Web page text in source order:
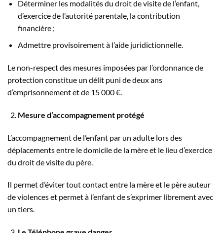
Déterminer les modalités du droit de visite de l’enfant,
d’exercice de l’autorité parentale, la contribution
financière ;
Admettre provisoirement à l’aide juridictionnelle.
Le non-respect des mesures imposées par l’ordonnance de
protection constitue un délit puni de deux ans
d’emprisonnement et de 15 000 €.
Mesure d’accompagnement protégé
L’accompagnement de l’enfant par un adulte lors des
déplacements entre le domicile de la mère et le lieu d’exercice
du droit de visite du père.
Il permet d’éviter tout contact entre la mère et le père auteur
de violences et permet à l’enfant de s’exprimer librement avec
un tiers.